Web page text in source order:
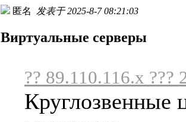
匿名 发表于 2025-8-7 08:21:03
Виртуальные серверы
?? 89.110.116.x ???
Круглозвенные